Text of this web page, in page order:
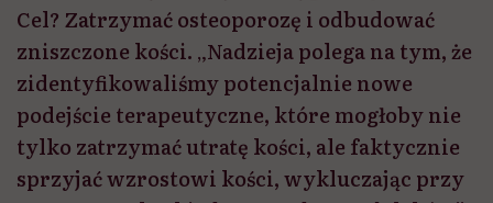
Cel? Zatrzymać osteoporozę i odbudować
zniszczone kości. „Nadzieja polega na tym, że
zidentyfikowaliśmy potencjalnie nowe
podejście terapeutyczne, które mogłoby nie
tylko zatrzymać utratę kości, ale faktycznie
sprzyjać wzrostowi kości, wykluczając przy